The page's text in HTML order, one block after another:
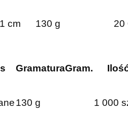
cm 130 g 20
GramaturaGram.
130 g 1 000